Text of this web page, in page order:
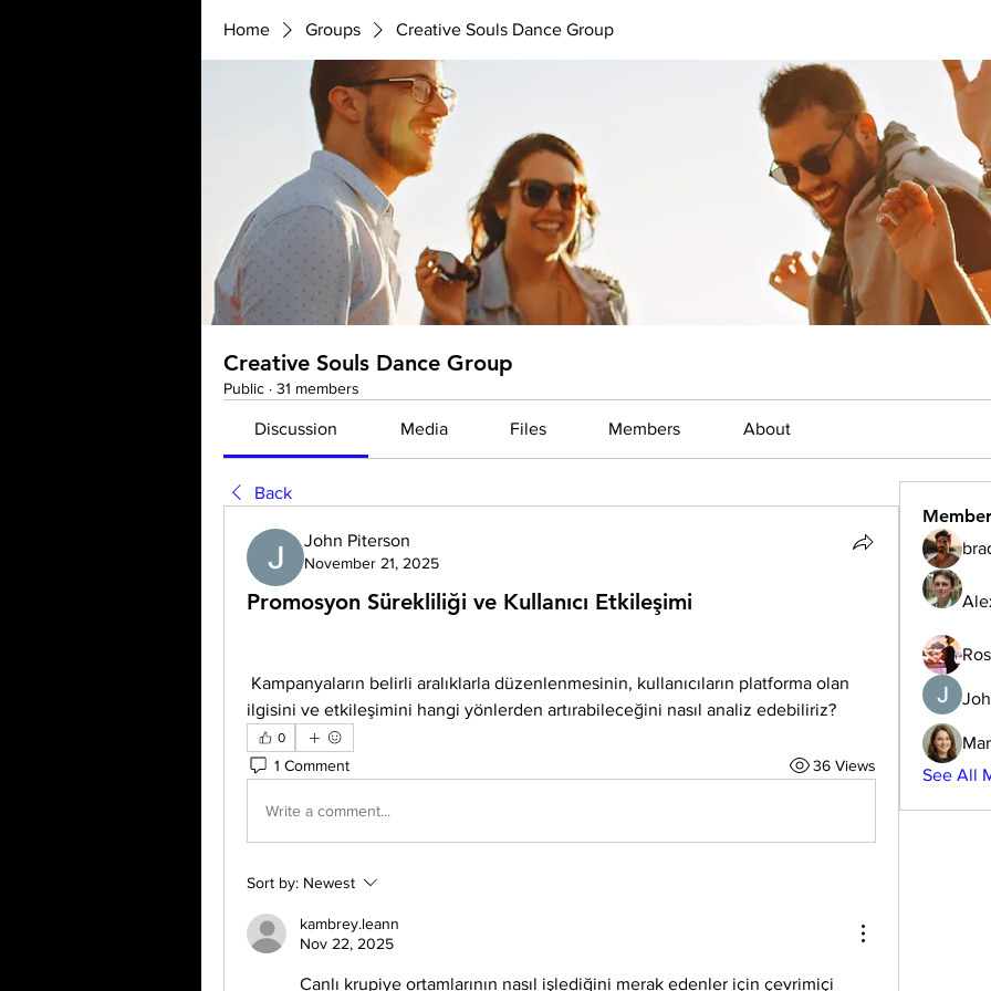
Home Groups Creative Souls Dance Group
Creative Souls Dance Group
Public · 31 members
Discussion Media Files Members About
Back
John Piterson
November 21, 2025
Promosyon Sürekliliği ve Kullanıcı Etkileşimi
ilgisini ve etkileşimini hangi yönlerden artırabileceğini nasıl analiz edebiliriz?
0
1 Comment 36 Views
Write a comment...
Sort by: Newest
kambrey.leann
Nov 22, 2025
Canlı krupiye ortamlarının nasıl işlediğini merak edenler için çevrimiçi
See All